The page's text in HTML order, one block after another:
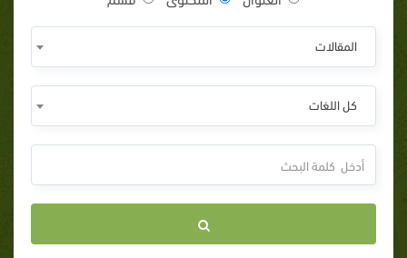
المقالات
كل اللغات